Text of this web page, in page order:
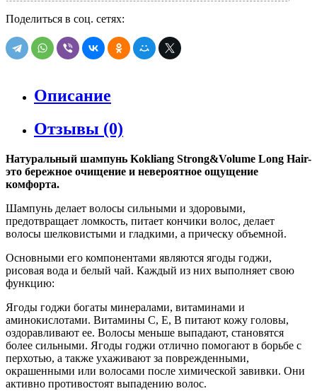
Поделиться в соц. сетях:
Описание
Отзывы (0)
Натуральный шампунь Kokliang Strong&Volume Long Hair-
это бережное очищение и невероятное ощущение
комфорта.
Шампунь делает волосы сильными и здоровыми,
предотвращает ломкость, питает кончики волос, делает
волосы шелковистыми и гладкими, а прическу объемной.
Основными его компонентами являются ягоды годжи,
рисовая вода и белый чай. Каждый из них выполняет свою
функцию:
Ягоды годжи богаты минералами, витаминами и
аминокислотами. Витамины С, Е, В питают кожу головы,
оздоравливают ее. Волосы меньше выпадают, становятся
более сильными. Ягоды годжи отлично помогают в борьбе с
перхотью, а также ухаживают за поврежденными,
окрашенными или волосами после химической завивки. Они
активно противостоят выпадению волос.